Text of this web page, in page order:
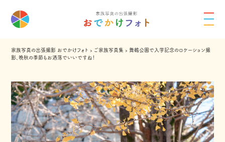
家族写真の出張撮影 おでかけフォト › ご家族写真集 › 舞鶴公園で入学記念のロケーション撮
影、晩秋の季節もお洒落でいいですね！